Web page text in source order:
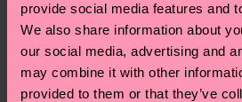
provide social media features and
We also share information about
our social media, advertising and
may combine it with other
provided to them or that they’ve